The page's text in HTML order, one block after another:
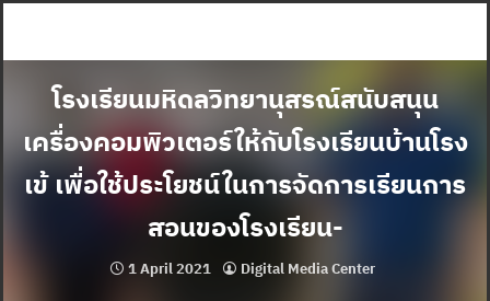
โรงเรียนมหิดลวิทยานุสรณ์สนับสนุน
เครื่องคอมพิวเตอร์ให้กับโรงเรียนบ้านโรง
เข้ เพื่อใช้ประโยชน์ในการจัดการเรียนการ
สอนของโรงเรียน-
1 April 2021 Digital Media Center